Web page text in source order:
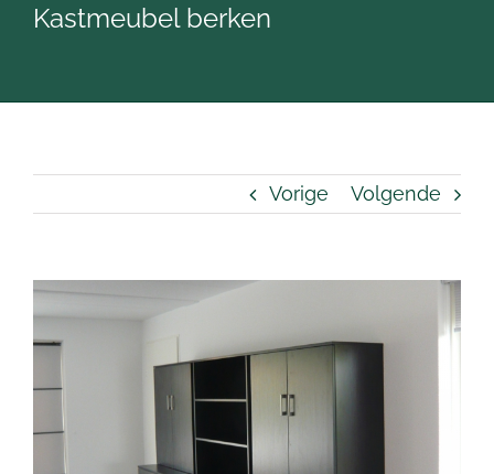
Kastmeubel berken
Vorige Volgende
View
Larger